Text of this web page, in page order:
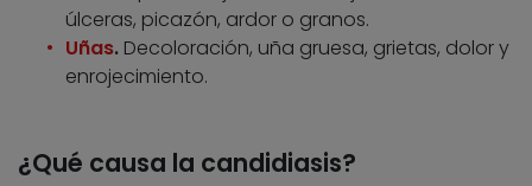
úlceras, picazón, ardor o granos.
Uñas. Decoloración, uña gruesa, grietas, dolor y
enrojecimiento.
¿Qué causa la candidiasis?